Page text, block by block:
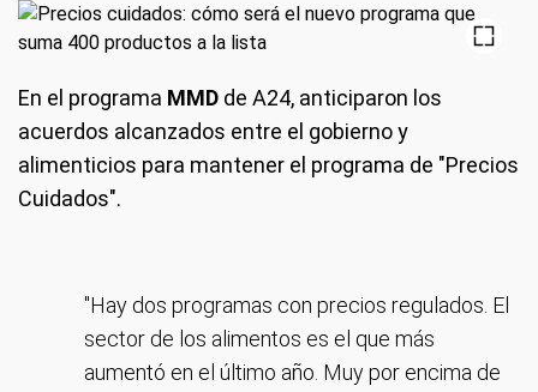
En el programa MMD de A24, anticiparon los
acuerdos alcanzados entre el gobierno y
alimenticios para mantener el programa de "Precios
Cuidados".
"Hay dos programas con precios regulados. El
sector de los alimentos es el que más
aumentó en el último año. Muy por encima de